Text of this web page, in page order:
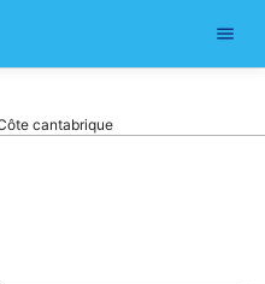
cantabrique